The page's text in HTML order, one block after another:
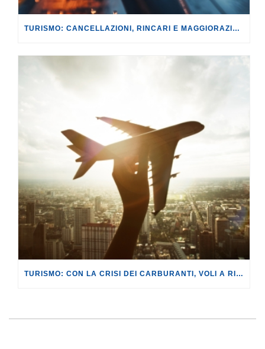
TURISMO: CANCELLAZIONI, RINCARI E MAGGIORAZIONI DI VOLI E PRENOTAZIONI.
TURISMO: CON LA CRISI DEI CARBURANTI, VOLI A RISCHIO CANCELLAZIONE O RINCARO.